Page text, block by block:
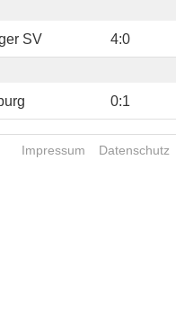
SV 4:0
0:1
Impressum Datenschutz